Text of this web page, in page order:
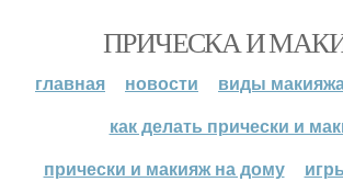
ПРИЧЕСКА И
главная новости
виды
как делать прически и
прически и макияж на дому